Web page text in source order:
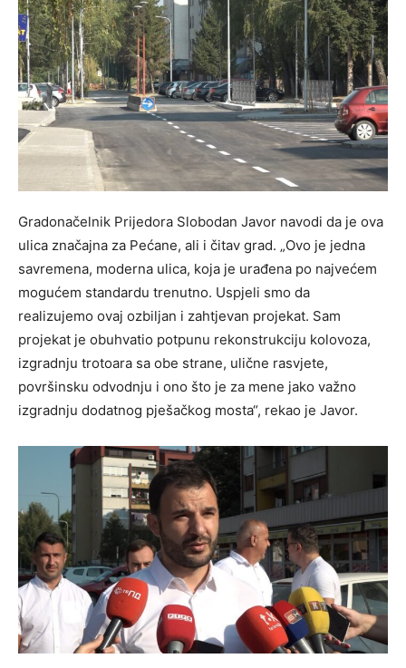
Gradonačelnik Prijedora Slobodan Javor navodi da je ova
ulica značajna za Pećane, ali i čitav grad. „Ovo je jedna
savremena, moderna ulica, koja je urađena po najvećem
mogućem standardu trenutno. Uspjeli smo da
realizujemo ovaj ozbiljan i zahtjevan projekat. Sam
projekat je obuhvatio potpunu rekonstrukciju kolovoza,
izgradnju trotoara sa obe strane, ulične rasvjete,
površinsku odvodnju i ono što je za mene jako važno
izgradnju dodatnog pješačkog mosta“, rekao je Javor.